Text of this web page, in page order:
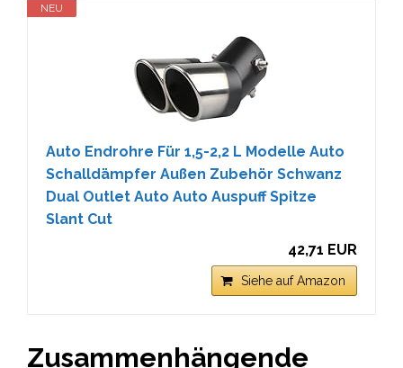
NEU
Auto Endrohre Für 1,5-2,2 L Modelle Auto
Schalldämpfer Außen Zubehör Schwanz
Dual Outlet Auto Auto Auspuff Spitze
Slant Cut
42,71 EUR
Siehe auf Amazon
Zusammenhängende